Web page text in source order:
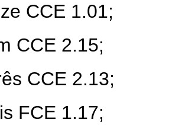
CCE 1.01;
CCE 2.15;
CCE 2.13;
FCE 1.17;